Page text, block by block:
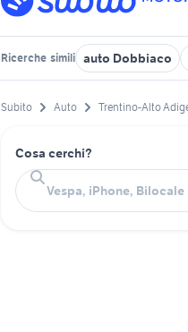
Ricerche simili auto Dobbiaco
Subito Auto Trentino-Alto
Cosa cerchi?